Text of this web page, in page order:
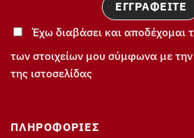
Έχω διαβάσει και αποδέχομαι
των στοιχείων μου σύμφωνα με
της ιστοσελίδας
ΠΛΗΡΟΦΟΡΊΕΣ